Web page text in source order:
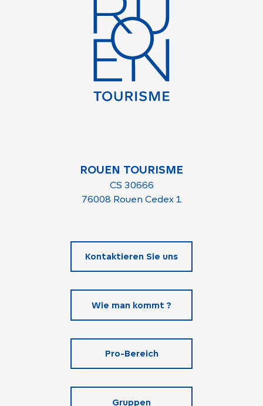
ROUEN TOURISME
CS 30666
76008 Rouen Cedex 1
Kontaktieren Sie uns
Wie man kommt ?
Pro-Bereich
Gruppen